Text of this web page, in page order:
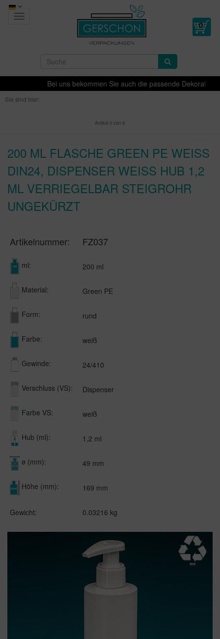
Toggle
Bei uns bekommen Sie auch die passende Dekoration
Sie sind hier:
Artikel 0 von 6
200 ML FLASCHE GREEN PE WEISS D
IN24, DISPENSER WEISS HUB 1,2 ML
VERRIEGELBAR STEIGROHR UN
GEKÜRZT
Artikelnummer: FZ037
ml: 200 ml
Material: Green PE
Form: rund
Farbe: weiß
Gewinde: 24/410
Verschluss (VS): Dispenser
Farbe VS: weiß
Hub (ml): 1,2 ml
ø (mm): 49 mm
Höhe (mm): 169 mm
Gewicht: 0.03216 kg